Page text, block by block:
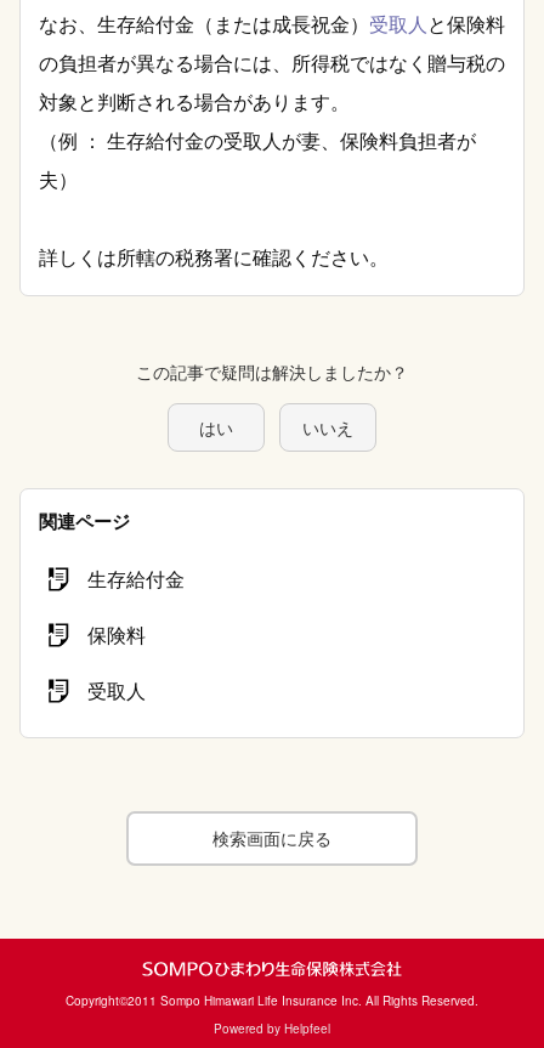
なお、生存給付金（または成長祝金） 受取人 と保険料
の負担者が異なる場合には、所得税ではなく贈与税の
対象と判断される場合があります。
（例 ： 生存給付金の受取人が妻、保険料負担者が
夫）
詳しくは所轄の税務署に確認ください。
この記事で疑問は解決しましたか？
はい いいえ
関連ページ
生存給付金
保険料
受取人
検索画面に戻る
Copyright©2011 Sompo Himawari Life Insurance Inc. All Rights Reserved.
Powered by Helpfeel